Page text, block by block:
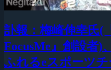
訃報：梅崎伸幸氏(
FocusMe』創設者)
ふれるeスポーツ